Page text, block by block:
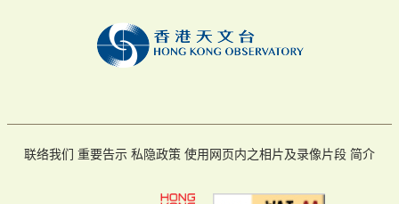
联络我们 重要告示私隐政策使用网页内之相片及录像片段简介